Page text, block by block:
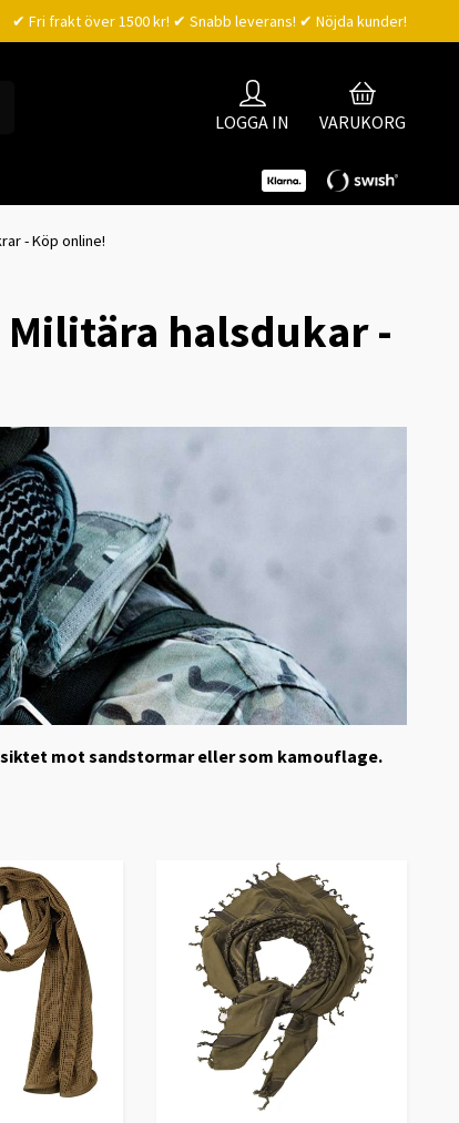
✔ Fri frakt över 1500 kr! ✔ Snabb leverans! ✔ Nöjda kunder!
LOGGA IN VARUKORG
- Köp online!
Militära halsdukar -
mot sandstormar eller som kamouflage.